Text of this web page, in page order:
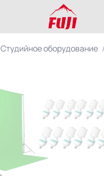
Студийное оборудование